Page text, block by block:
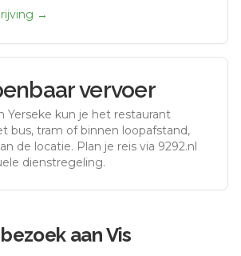
→
vervoer
Yerseke kun je het restaurant
bus, tram of binnen loopafstand,
de locatie. Plan je reis via 9292.nl
dienstregeling.
aanVis